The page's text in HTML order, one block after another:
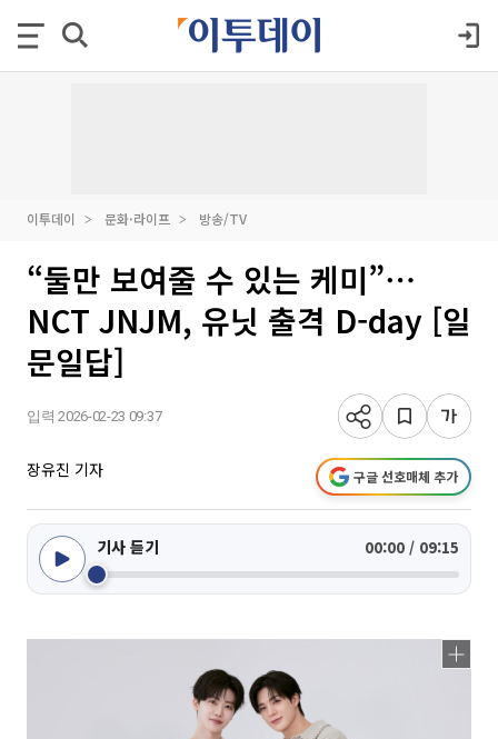
이투데이 문화·라이프 방송/TV
“둘만 보여줄 수 있는 케미”⋯
NCT JNJM, 유닛 출격 D-day [일
문일답]
입력 2026-02-23 09:37
장유진 기자 구글 선호매체 추가
기사 듣기 00:00 / 09:15